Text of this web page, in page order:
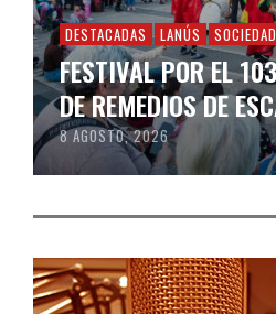
DESTACADAS LANÚS SOCIEDAD
FESTIVAL POR EL
DE REMEDIOS DE
8 AGOSTO, 2026